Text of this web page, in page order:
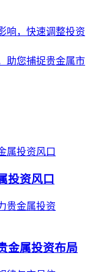
响，快速调整投资
助您捕捉贵金属市
投资风口
金属投资布局